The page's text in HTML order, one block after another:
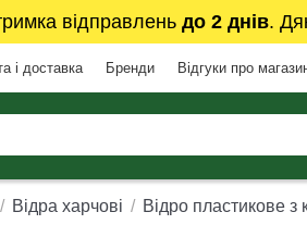
відправлень до 2 днів.
і доставка Бренди Відгуки про
Відра харчові Відро пластикове